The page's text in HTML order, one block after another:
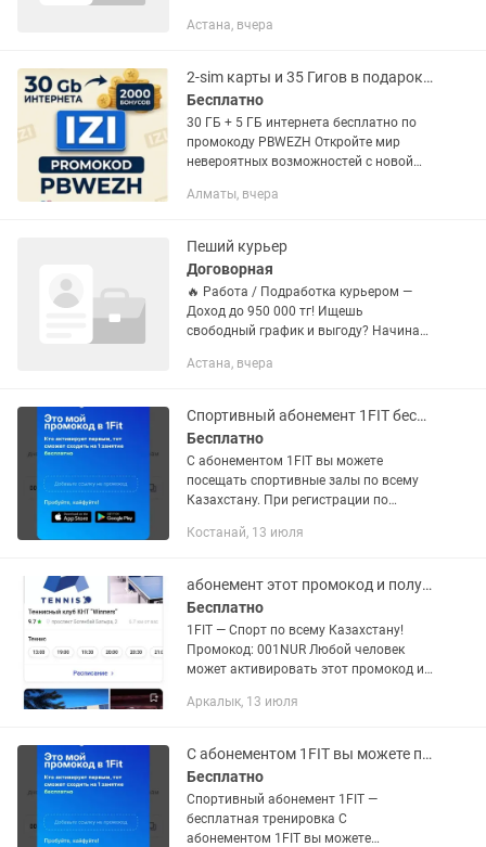
в день в удобное время. Мы
Астана, вчера
2-sim карты и 35 Гигов в подарок PBWEZH
Бесплатно
30 ГБ + 5 ГБ интернета бесплатно по
промокоду PBWEZH Откройте мир
невероятных возможностей с новой
выгодные тарифные планы и
Алматы, вчера
Пеший курьер
Договорная
🔥 Работа / Подработка курьером —
Доход до 950 000 тг! Ищешь
свободный график и выгоду? Начинай
месяц: • Алматы и Астана: до 600 000
Астана, вчера
Спортивный абонемент 1FIT бесплатная тренировка
Бесплатно
С абонементом 1FIT вы можете
посещать спортивные залы по всему
Казахстану. При регистрации по
бесплатная тренировка. Доступно:
ММА,...
Костанай, 13 июля
абонемент этот промокод и получить 1 занятие БЕСПЛАТНО
Бесплатно
1FIT — Спорт по всему Казахстану!
Промокод: 001NUR Любой человек
может активировать этот промокод и
одним абонементом 1Fit можно
Аркалык, 13 июля
С абонементом 1FIT вы можете посещать спортивные залы по всему Казахстану.
Бесплатно
Спортивный абонемент 1FIT —
бесплатная тренировка С
абонементом 1FIT вы можете